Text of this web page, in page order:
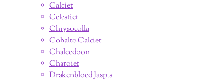
Calciet
Celestiet
Chrysocolla
Cobalto Calciet
Chalcedoon
Charoiet
Drakenbloed Jaspis